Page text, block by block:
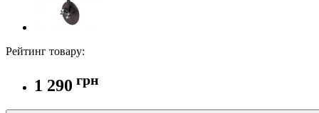
Рейтинг товару:
1 290 грн